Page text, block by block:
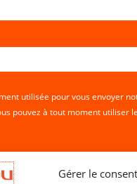
Gérer le
utilisée pour vous envoyer
pouvez à tout moment utiliser